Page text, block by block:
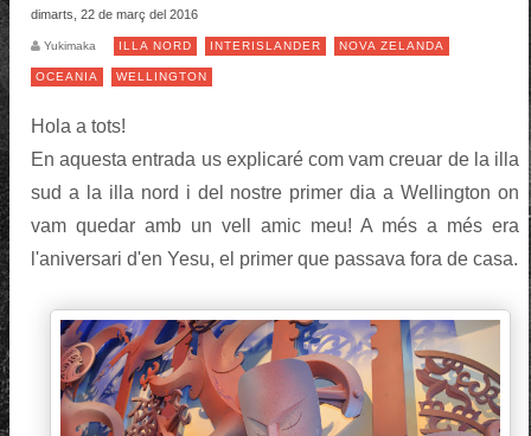
dimarts, 22 de març del 2016
Yukimaka ILLA NORD INTERISLANDER NOVA ZELANDA
OCEANIA WELLINGTON
Hola a tots!
En aquesta entrada us explicaré com vam creuar de la illa
sud a la illa nord i del nostre primer dia a Wellington on
vam quedar amb un vell amic meu! A més a més era
l'aniversari d'en Yesu, el primer que passava fora de casa.